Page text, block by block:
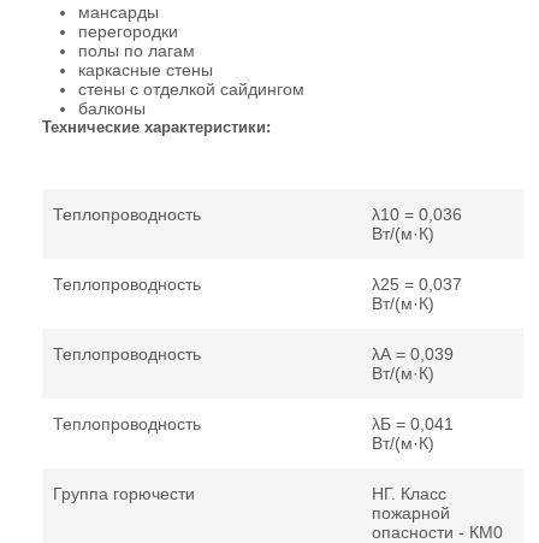
мансарды
перегородки
полы по лагам
каркасные стены
стены с отделкой сайдингом
балконы
Технические характеристики:
Теплопроводность λ10 = 0,036
Вт/(м·К)
Теплопроводность λ25 = 0,037
Вт/(м·К)
Теплопроводность λА = 0,039
Вт/(м·К)
Теплопроводность λБ = 0,041
Вт/(м·К)
Группа горючести
НГ. Класс
пожарной
опасности - КМ0